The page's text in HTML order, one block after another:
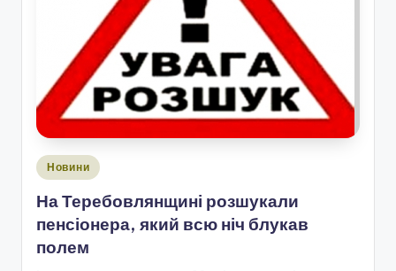
Опубліковано
Новини
На Теребовлянщині розшукали
пенсіонера, який всю ніч блукав
полем